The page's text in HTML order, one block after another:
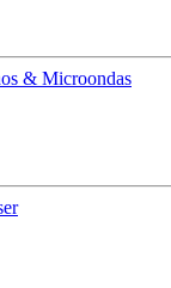
& Microondas